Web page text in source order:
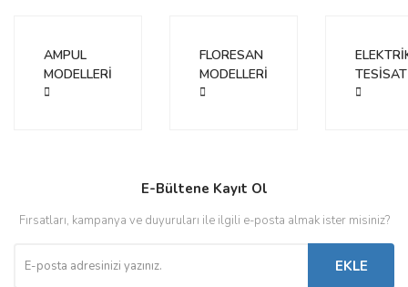
AMPUL
MODELLERİ
FLORESAN
MODELLERİ
TESİSAT
E-Bültene Kayıt Ol
Fırsatları, kampanya ve duyuruları ile ilgili e-posta almak ister misiniz?
EKLE